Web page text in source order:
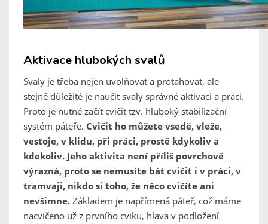
Aktivace hlubokých svalů
Svaly je třeba nejen uvolňovat a protahovat, ale
stejně důležité je naučit svaly správné aktivaci a práci.
Proto je nutné začít cvičit tzv. hluboký stabilizační
systém páteře. Cvičit ho můžete vsedě, vleže,
vestoje, v klidu, při práci, prostě kdykoliv a
kdekoliv. Jeho aktivita není příliš povrchově
výrazná, proto se nemusíte bát cvičit i v práci, v
tramvaji, nikdo si toho, že něco cvičíte ani
nevšimne. Základem je napřímená páteř, což máme
nacvičeno už z prvního cviku, hlava v podložení